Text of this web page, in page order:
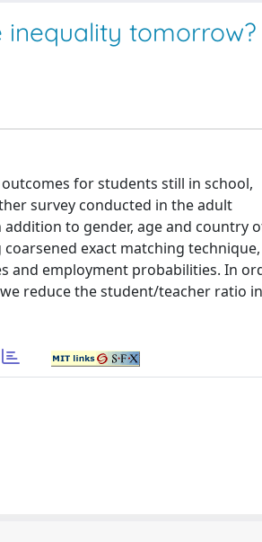
inequality tomorrow?
for students still in school,
survey conducted in the adult
to gender, age and country
exact matching
and employment probabilities. In
reduce the student/teacher ratio in